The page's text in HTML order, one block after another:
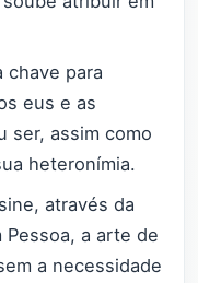
chave para
eus e as
ser, assim como
heteronímia.
através da
Pessoa, a arte de
a necessidade